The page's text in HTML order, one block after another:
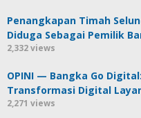
Penangkapan Timah
Diduga Sebagai Pemilik
2,332 views
OPINI — Bangka Go
Transformasi Digital
2,271 views